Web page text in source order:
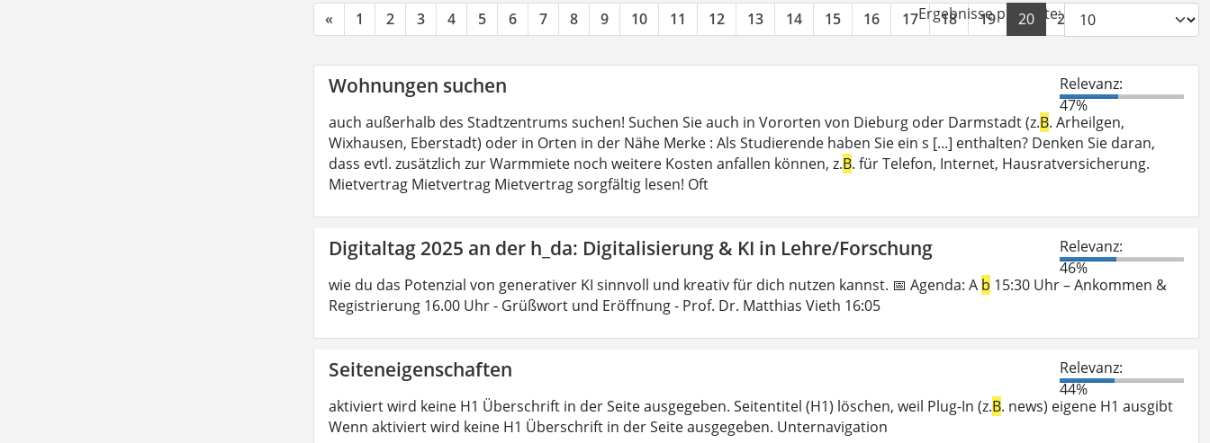
« 1 2 3 4 5 6 7 8 9 10 11 12 13 14 15 16 17 18 19 20 21
Ergebnisse pro Seite:
Wohnungen suchen
Relevanz:
47%
auch außerhalb des Stadtzentrums suchen! Suchen Sie auch in Vororten von Dieburg oder Darmstadt (z.B. Arheilgen,
Wixhausen, Eberstadt) oder in Orten in der Nähe Merke : Als Studierende haben Sie ein s [...] enthalten? Denken Sie daran,
dass evtl. zusätzlich zur Warmmiete noch weitere Kosten anfallen können, z.B. für Telefon, Internet, Hausratversicherung.
Mietvertrag Mietvertrag Mietvertrag sorgfältig lesen! Oft
Digitaltag 2025 an der h_da: Digitalisierung & KI in Lehre/Forschung
Relevanz:
46%
wie du das Potenzial von generativer KI sinnvoll und kreativ für dich nutzen kannst. 📅 Agenda: A b 15:30 Uhr – Ankommen &
Registrierung 16.00 Uhr - Grüßwort und Eröffnung - Prof. Dr. Matthias Vieth 16:05
Seiteneigenschaften
Relevanz:
44%
aktiviert wird keine H1 Überschrift in der Seite ausgegeben. Seitentitel (H1) löschen, weil Plug-In (z.B. news) eigene H1 ausgibt
Wenn aktiviert wird keine H1 Überschrift in der Seite ausgegeben. Unternavigation